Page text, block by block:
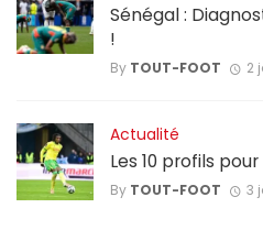
Sénégal :
!
By TOUT-FOOT 2
Actualité
Les 10 profils
By TOUT-FOOT 3